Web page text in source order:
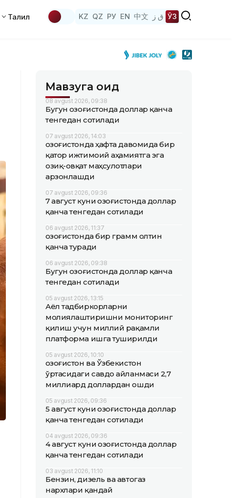
Таҳлил KZ QZ РУ EN 中文 ق ز ЎЗ
Мавзуга оид
08 avgust 2026, 09:38
Бугун Қозоғистонда доллар қанча
тенгедан сотилади
07 avgust 2026, 14:03
Қозоғистонда ҳафта давомида бир
қатор ижтимоий аҳамиятга эга
озиқ-овқат маҳсулотлари
арзонлашди
07 avgust 2026, 09:36
7 август куни Қозоғистонда доллар
қанча тенгедан сотилади
06 avgust 2026, 11:37
Қозоғистонда бир грамм олтин
қанча туради
06 avgust 2026, 09:38
Бугун Қозоғистонда доллар қанча
тенгедан сотилади
05 avgust 2026, 13:15
Аёл тадбиркорларни
молиялаштиришни мониторинг
қилиш учун миллий рақамли
платформа ишга туширилди
05 avgust 2026, 10:10
Қозоғистон ва Ўзбекистон
ўртасидаги савдо айланмаси 2,7
миллиард доллардан ошди
05 avgust 2026, 09:36
5 август куни Қозоғистонда доллар
қанча тенгедан сотилади
04 avgust 2026, 09:36
4 август куни Қозоғистонда доллар
қанча тенгедан сотилади
03 avgust 2026, 11:10
Бензин, дизель ва автогаз
нархлари қандай